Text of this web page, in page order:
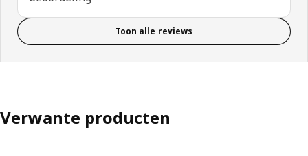
Toon alle reviews
Verwante producten